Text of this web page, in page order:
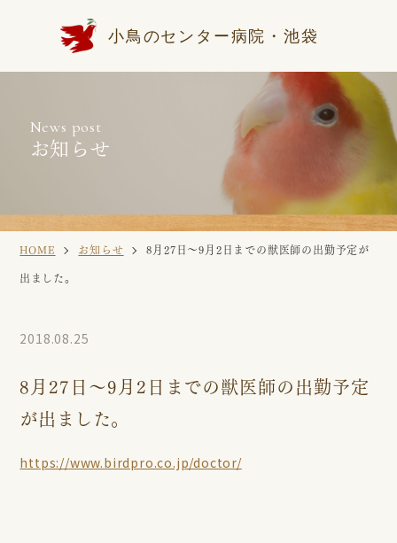
小鳥のセンター病院・池袋
News post
お知らせ
HOME お知らせ
8月27日〜9月2日までの獣医師の出勤予定が
出ました。
2018.08.25
8月27日〜9月2日までの獣医師の出勤予定
が出ました。
https://www.birdpro.co.jp/doctor/